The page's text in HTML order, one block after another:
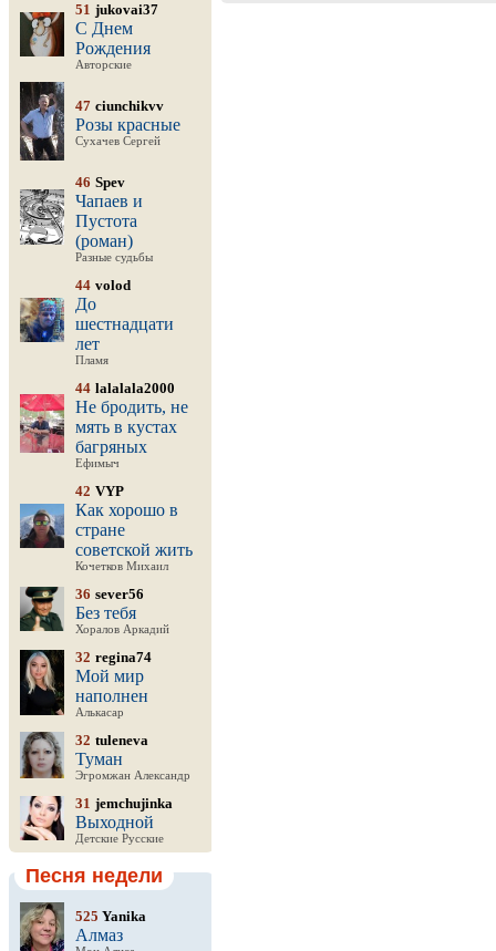
51 jukovai37
С Днем
Рождения
Авторские
47 ciunchikvv
Розы красные
Сухачев Сергей
46 Spev
Чапаев и
Пустота
(роман)
Разные судьбы
44 volod
До
шестнадцати
лет
Пламя
44 lalalala2000
Не бродить, не
мять в кустах
багряных
Ефимыч
42 VYP
Как хорошо в
стране
советской жить
Кочетков Михаил
36 sever56
Без тебя
Хоралов Аркадий
32 regina74
Мой мир
наполнен
Алькасар
32 tuleneva
Туман
Эгромжан Александр
31 jemchujinka
Выходной
Детские Русские
Песня недели
525 Yanika
Алмаз